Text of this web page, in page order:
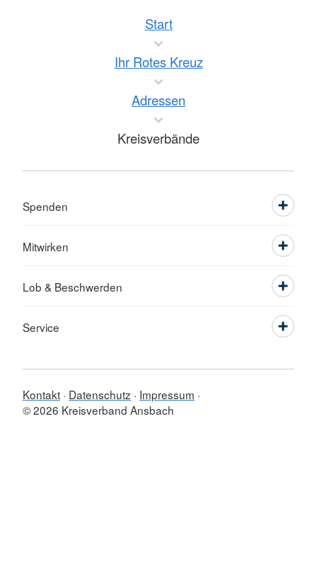
Start
Ihr Rotes Kreuz
Adressen
Kreisverbände
Spenden
Mitwirken
Lob & Beschwerden
Service
Kontakt Datenschutz
Impressum
© 2026 Kreisverband Ansbach